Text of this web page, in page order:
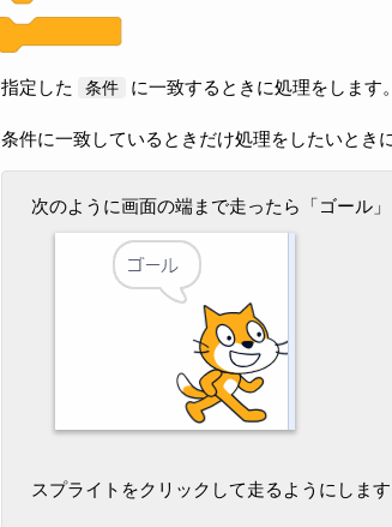
指定した 条件 に一致するときに処理をします
条件に一致しているときだけ処理をしたいとき
次のように画面の端まで走ったら「ゴール
スプライトをクリックして走るようにします